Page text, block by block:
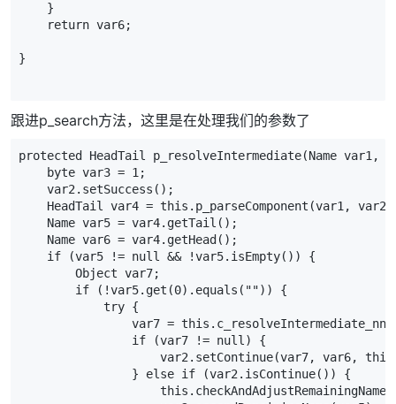
    }
    return var6;
}
跟进p_search方法，这里是在处理我们的参数了
protected HeadTail p_resolveIntermediate(Name var1,
    byte var3 = 1;
    var2.setSuccess();
HeadTail var4 = this.p_parseComponent(var1,
    Name var5 = var4.getTail();
    Name var6 = var4.getHead();
    if (var5 != null && !var5.isEmpty()) {
        Object var7;
        if (!var5.get(0).equals("")) {
            try {
var7 =
                if (var7 != null) {
var2.setContinue(var7, var6,
                } else if (var2.isContinue()) {